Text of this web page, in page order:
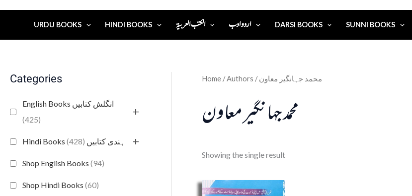
URDU BOOKS HINDI BOOKS الكتب العربية اردو ادب DARSI BOOKS SUNNI BOOKS
Categories
English Books انگلش کتابیں
(425)
+
Hindi Books ہندی کتابیں (428) +
Shop English Books (94)
Shop Hindi Books (60)
Home / Authors / محمد جہانگیر معاون
محمد جہانگیر معاون
Showing the single result